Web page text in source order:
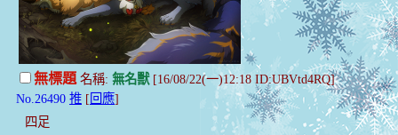
無標題名稱: 無名獸[16/08/22(一)12:18 ID:UBVtd4RQ]
No.26490 推 [ 回應]
四足